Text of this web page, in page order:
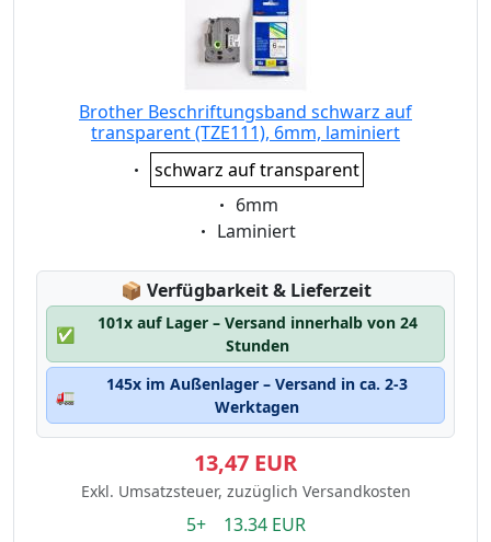
Brother Beschriftungsband schwarz auf
transparent (TZE111), 6mm, laminiert
Eigenschaft:
schwarz auf transparent
Eigenschaft:
6mm
Eigenschaft:
Laminiert
📦 Lagerstatus:
Verfügbarkeit & Lieferzeit
✅
101x auf Lager – Versand innerhalb von 24
Stunden
🚛
145x im Außenlager – Versand in ca. 2-3
Werktagen
13,47 EUR
Exkl. Umsatzsteuer, zuzüglich Versandkosten
5+ 13.34 EUR